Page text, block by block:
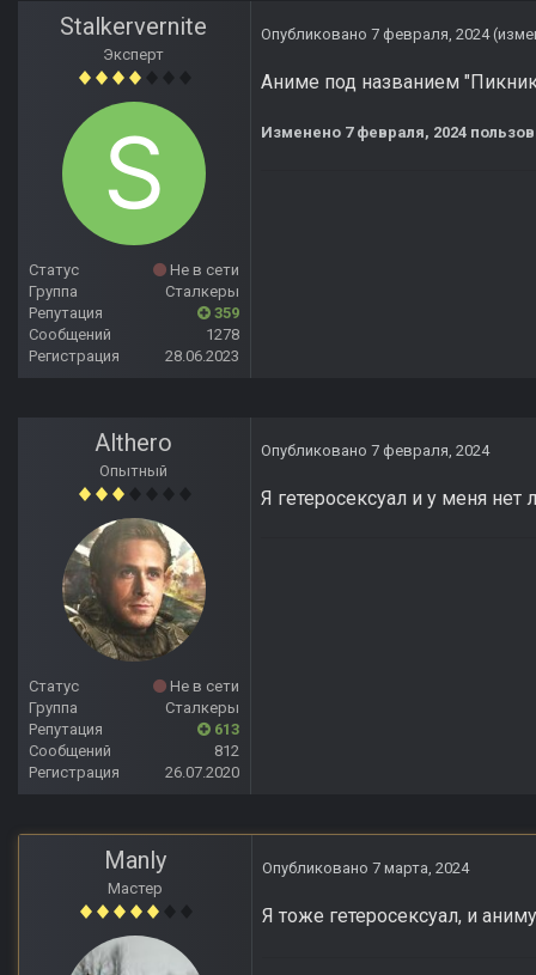
Stalkervernite
Эксперт
Статус
Не в сети
Группа
Сталкеры
Репутация
359
Сообщений
1278
Регистрация
28.06.2023
Опубликовано 7 февраля, 2024
Аниме под названием
Изменено 7 февраля, 2024
Althero
Опытный
Статус
Не в сети
Группа
Сталкеры
Репутация
613
Сообщений
812
Регистрация
26.07.2020
Опубликовано 7 февраля, 2024
Я гетеросексуал и у меня
Manly
Мастер
Опубликовано 7 марта, 2024
Я тоже гетеросексуал, и